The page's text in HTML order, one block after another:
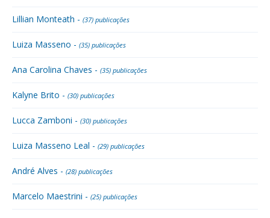
Lillian Monteath - (37) publicações
Luiza Masseno - (35) publicações
Ana Carolina Chaves - (35) publicações
Kalyne Brito - (30) publicações
Lucca Zamboni - (30) publicações
Luiza Masseno Leal - (29) publicações
André Alves - (28) publicações
Marcelo Maestrini - (25) publicações